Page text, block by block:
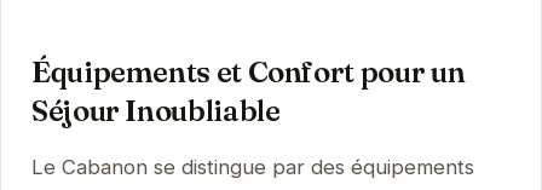
Équipements et Confort pour un
Séjour Inoubliable
Le Cabanon se distingue par des équipements